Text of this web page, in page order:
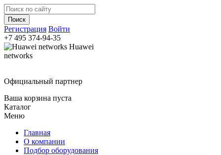
Регистрация Войти
+7 495 374-94-35
Huawei
networks
Официальный партнер
Ваша корзина пуста
Каталог
Меню
Главная
О компании
Подбор оборудования